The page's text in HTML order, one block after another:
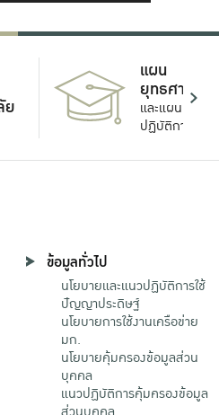
ย
แผน
ยุทธศาสตร์
และแผน
ปฏิบัติการ
ข้อมูลทั่วไป
นโยบายและแนวปฏิบัติการใช้
ปัญญาประดิษฐ์
นโยบายการใช้งานเครือข่าย
มก.
นโยบายคุ้มครองข้อมูลส่วน
บุคคล
แนวปฏิบัติการคุ้มครองข้อมูล